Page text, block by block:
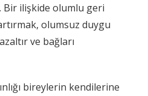
ilişkide olumlu geri
olumsuz duygu
ve bağları
bireylerin kendilerine